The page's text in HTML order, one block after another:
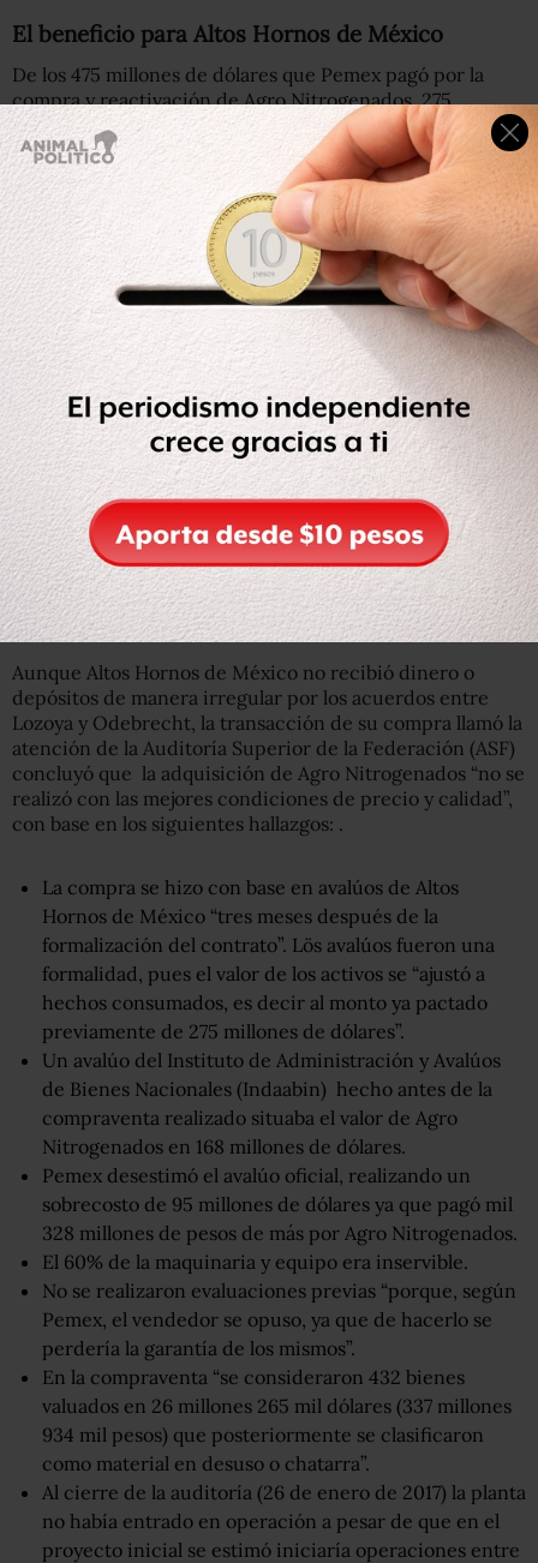
El beneficio para Altos Hornos de México
De los 475 millones de dólares que Pemex pagó por la
compra y reactivación de Agro Nitrogenados, 275
millones fueron para la tesorería de Altos Hornos de
México y otros 200 fueron utilizados para echar a andar
la planta entre noviembre de 2015 y abril de 2016.
Las fechas no se cumplieron y, según el Consejo de
Administración de Pemex, las condiciones de la planta
estaban peor que de lo que se había previsto, razón por la
cual se autorizó un presupuesto extra de 285 millones de
dólares para la rehabilitación elevándose el costo final a
760 millones de dólares.
Leer: Inhabilitan al exdirector de Pemex, Emilio Lozoya y a
otro alto mando de la petrolera
Con este cambio se propuso que la fecha de arranque
para la planta fuera entre mayo de 2017 y el tercer
trimestre del mismo 2017, pero esta meta tampoco se
cumplió. Al final, la planta inició pruebas de arranque en
mayo de 2018.
Aunque Altos Hornos de México no recibió dinero o
depósitos de manera irregular por los acuerdos entre
Lozoya y Odebrecht, la transacción de su compra llamó la
atención de la Auditoría Superior de la Federación (ASF)
concluyó que la adquisición de Agro Nitrogenados “no se
realizó con las mejores condiciones de precio y calidad”,
con base en los siguientes hallazgos: .
La compra se hizo con base en avalúos de Altos
Hornos de México “tres meses después de la
formalización del contrato”. Lös avalúos fueron una
formalidad, pues el valor de los activos se “ajustó a
hechos consumados, es decir al monto ya pactado
previamente de 275 millones de dólares”.
Un avalúo del Instituto de Administración y Avalúos
de Bienes Nacionales (Indaabin) hecho antes de la
compraventa realizado situaba el valor de Agro
Nitrogenados en 168 millones de dólares.
Pemex desestimó el avalúo oficial, realizando un
sobrecosto de 95 millones de dólares ya que pagó mil
328 millones de pesos de más por Agro Nitrogenados.
El 60% de la maquinaria y equipo era inservible.
No se realizaron evaluaciones previas “porque, según
Pemex, el vendedor se opuso, ya que de hacerlo se
perdería la garantía de los mismos”.
En la compraventa “se consideraron 432 bienes
valuados en 26 millones 265 mil dólares (337 millones
934 mil pesos) que posteriormente se clasificaron
como material en desuso o chatarra”.
Al cierre de la auditoría (26 de enero de 2017) la planta
no había entrado en operación a pesar de que en el
proyecto inicial se estimó iniciaría operaciones entre